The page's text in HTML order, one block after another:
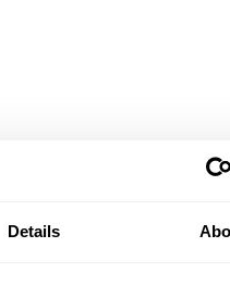
Details